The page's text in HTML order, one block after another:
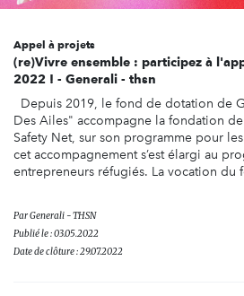
Appel à projets
(re)Vivre ensemble : participez à
2022 ! - Generali - thsn
Depuis 2019, le fond de dotation de
Des Ailes" accompagne la fondation
Safety Net, sur son programme pour
cet accompagnement s’est élargi au
entrepreneurs réfugiés. La vocation du
ParGenerali - THSN
Publié le : 03.05.2022
Date de clôture : 29.07.2022